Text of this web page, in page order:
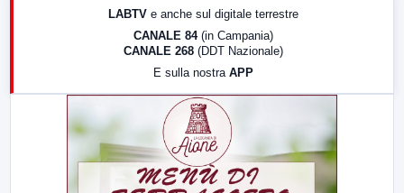
LABTV e anche sul digitale terrestre
CANALE 84 (in Campania)
CANALE 268 (DDT Nazionale)
E sulla nostra APP